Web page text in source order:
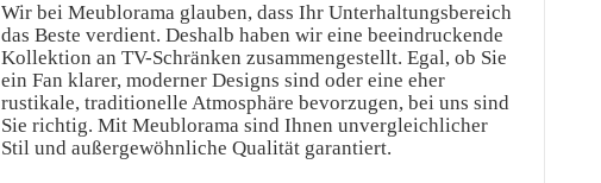
Wir bei Meublorama glauben, dass Ihr Unterhaltungsbereich
das Beste verdient. Deshalb haben wir eine beeindruckende
Kollektion an TV-Schränken zusammengestellt. Egal, ob Sie
ein Fan klarer, moderner Designs sind oder eine eher
rustikale, traditionelle Atmosphäre bevorzugen, bei uns sind
Sie richtig. Mit Meublorama sind Ihnen unvergleichlicher
Stil und außergewöhnliche Qualität garantiert.